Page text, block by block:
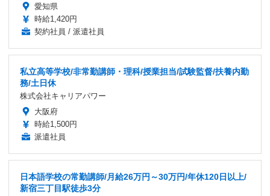
愛知県
時給1,420円
契約社員 / 派遣社員
私立高等学校/非常勤講師・理科/授業担当/試験監督/扶養内勤
務/土日休
株式会社キャリアパワー
大阪府
時給1,500円
派遣社員
日本語学校の常勤講師/月給26万円～30万円/年休120日以上/
新宿三丁目駅徒歩3分